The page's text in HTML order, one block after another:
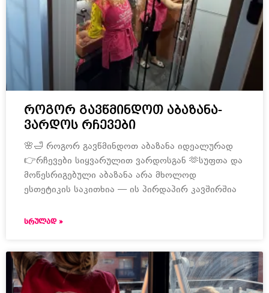
როგორ გავწმინდოთ აბაზანა-
ვარდოს რჩევები
🌸🛁 როგორ გავწმინდოთ აბაზანა იდეალურად
👉რჩევები სიყვარულით ვარდოსგან 🫶სუფთა და
მოწესრიგებული აბაზანა არა მხოლოდ
ესთეტიკის საკითხია — ის პირდაპირ კავშირშია
ᲡᲠᲣᲚᲐᲓ »